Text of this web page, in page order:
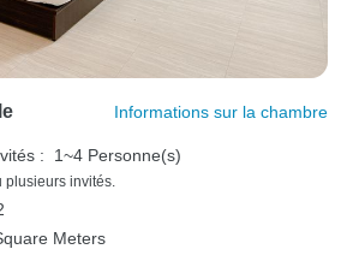
Informations sur la chambre
: 1~4 Personne(s)
plusieurs invités.
Meters